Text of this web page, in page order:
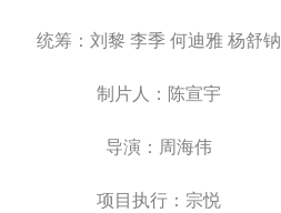
统筹：刘黎 李季 何迪雅 杨舒钠
制片人：陈宣宇
导演：周海伟
项目执行：宗悦